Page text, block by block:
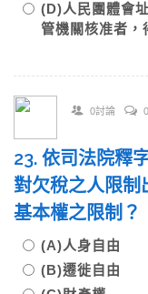
(D)人民團體會
管機關核准者，
0討論
23. 依司法院釋
對欠稅之人限制
基本權之限制？
(A)人身自由
(B)遷徙自由